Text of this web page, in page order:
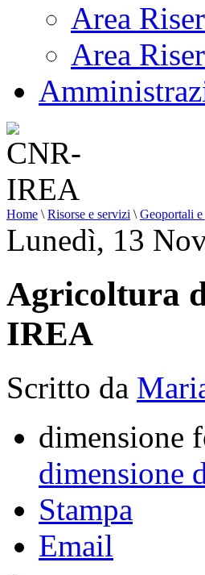
Area
Area
Home \ Risorse e servizi \ Geoportali
Lunedì, 13
Agricoltura
IREA
Scritto da
dimensione
dimensione
Stampa
Email